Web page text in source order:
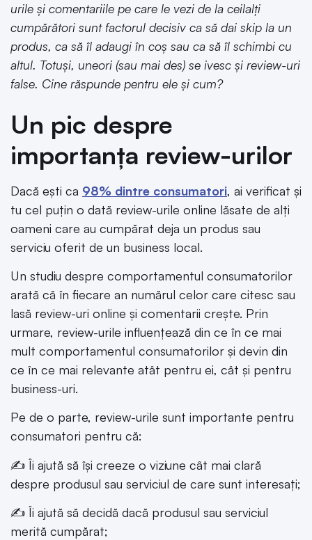
urile și comentariile pe care le vezi de la ceilalți
cumpărători sunt factorul decisiv ca să dai skip la un
produs, ca să îl adaugi în coș sau ca să îl schimbi cu
altul. Totuși, uneori (sau mai des) se ivesc și review-uri
false. Cine răspunde pentru ele și cum?
Un pic despre
importanța review-urilor
Dacă ești ca 98% dintre consumatori, ai verificat și
tu cel puțin o dată review-urile online lăsate de alți
oameni care au cumpărat deja un produs sau
serviciu oferit de un business local.
Un studiu despre comportamentul consumatorilor
arată că în fiecare an numărul celor care citesc sau
lasă review-uri online și comentarii crește. Prin
urmare, review-urile influențează din ce în ce mai
mult comportamentul consumatorilor și devin din
ce în ce mai relevante atât pentru ei, cât și pentru
business-uri.
Pe de o parte, review-urile sunt importante pentru
consumatori pentru că:
✍️ Îi ajută să își creeze o viziune cât mai clară
despre produsul sau serviciul de care sunt interesați;
✍️ Îi ajută să decidă dacă produsul sau serviciul
merită cumpărat;